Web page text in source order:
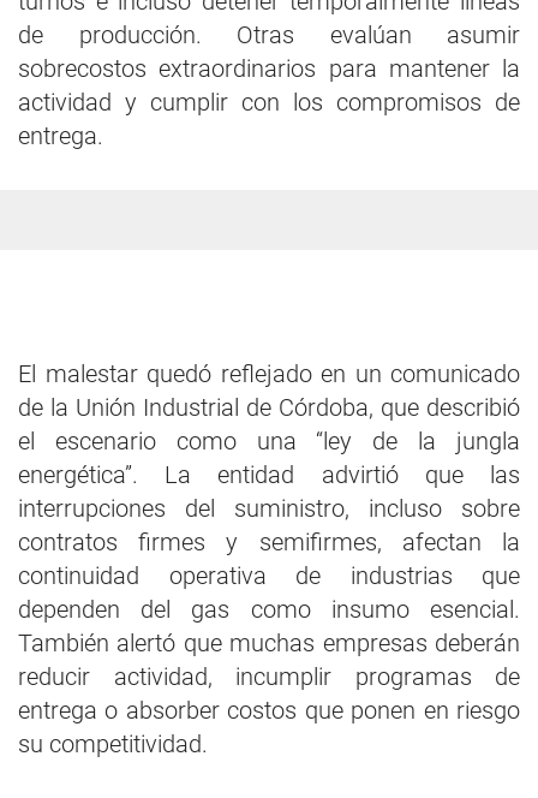
de producción. Otras evalúan asumir
sobrecostos extraordinarios para mantener la
actividad y cumplir con los compromisos de
entrega.
El malestar quedó reflejado en un comunicado
de la Unión Industrial de Córdoba, que describió
el escenario como una “ley de la jungla
energética”. La entidad advirtió que las
interrupciones del suministro, incluso sobre
contratos firmes y semifirmes, afectan la
continuidad operativa de industrias que
dependen del gas como insumo esencial.
También alertó que muchas empresas deberán
reducir actividad, incumplir programas de
entrega o absorber costos que ponen en riesgo
su competitividad.